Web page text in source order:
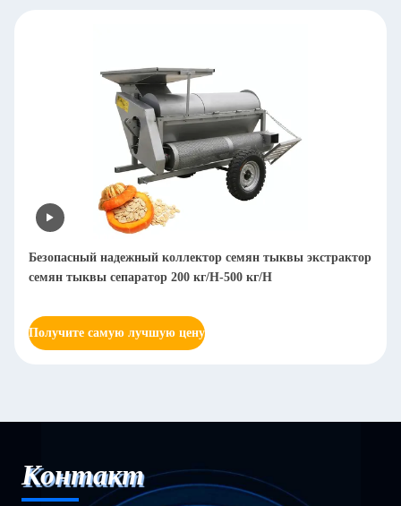
Безопасный надежный коллектор семян тыквы экстрактор
семян тыквы сепаратор 200 кг/H-500 кг/H
Получите самую лучшую цену
Контакт